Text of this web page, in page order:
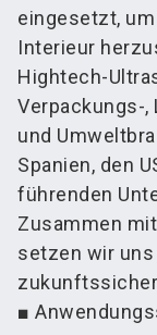
eingesetzt,
Interieur
Hightech-
Verpackungs-,
und
Spanien, den
führenden
Zusammen
setzen wir
■